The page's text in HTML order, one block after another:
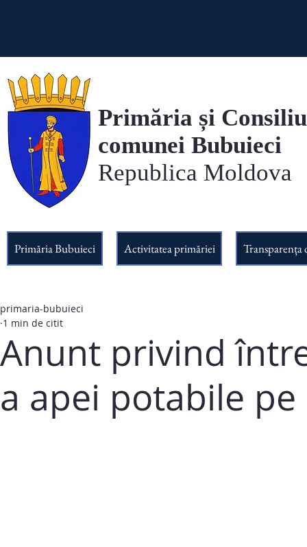
Primăria și
comunei Bubuieci
Republica Moldova
Primăria Bubuieci Activitatea primăriei Transparența
Anunt privind
a apei potabile
primaria-bubuieci
1 min de citit